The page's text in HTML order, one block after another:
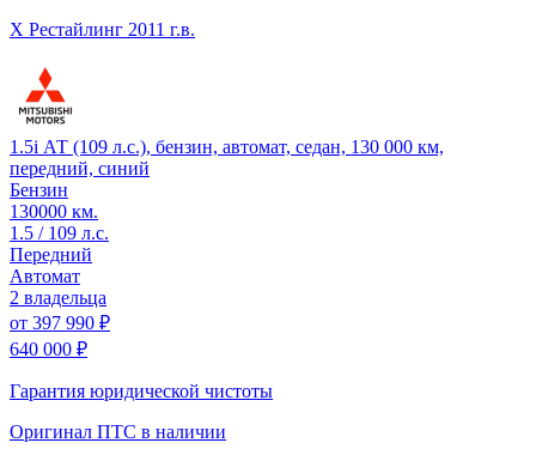
X Рестайлинг 2011 г.в.
1.5i АТ (109 л.с.), бензин, автомат, седан, 130 000 км,
передний, синий
Бензин
130000 км.
1.5 / 109 л.с.
Передний
Автомат
2 владельца
от 397 990 ₽
640 000 ₽
Гарантия юридической чистоты
Оригинал ПТС в наличии